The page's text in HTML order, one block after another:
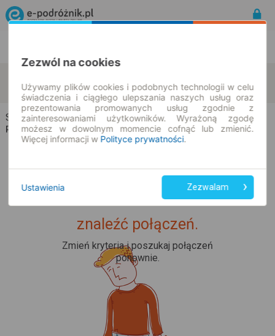
09.08.2026 | -- : --
zmień kryteria
Sługocin-Kolonia → Radolina
Rozkład jazdy i bilety
Upss... Nie udało nam się
znaleźć połączeń.
Zmień kryteria i poszukaj połączeń
ponownie.
Zezwól na cookies
Używamy plików cookies i podobnych technologii w celu
świadczenia i ciągłego ulepszania naszych usług oraz
prezentowania promowanych usług zgodnie z
zainteresowaniami użytkowników. Wyrażoną zgodę
możesz w dowolnym momencie cofnąć lub zmienić.
Więcej informacji w Polityce prywatności.
Ustawienia Zezwalam